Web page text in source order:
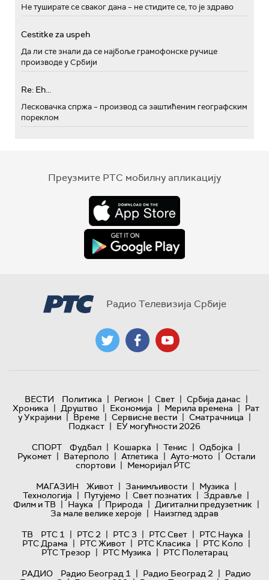
Не туширате се сваког дана – не стидите се, то је здраво
Cestitke za uspeh
Да ли сте знали да се најбоље грамофонске ручице
производе у Србији
Re: Eh...
Лесковачка спржа – производ са заштићеним географским
пореклом
Преузмите РТС мобилну апликацију
Радио Телевизија Србије
ВЕСТИ Политика | Регион | Свет | Србија данас |
Хроника | Друштво | Економија | Мерила времена | Рат
у Украјини | Време | Сервисне вести | Сматрачница |
Подкаст | ЕУ могућности 2026
СПОРТ
Фудбал | Кошарка | Тенис | Одбојка |
Рукомет | Ватерполо | Атлетика | Ауто-мото | Остали
спортови | Меморијал РТС
МАГАЗИН
Живот | Занимљивости | Музика |
Технологијa | Путујемо | Свет познатих | Здравље |
Филм и ТВ | Наука | Природа | Дигитални предузетник |
За мале велике хероје | Наизглед здрав
ТВ
РТС 1 | РТС 2 | РТС 3 | РТС Свет | РТС Наука |
РТС Драма | РТС Живот | РТС Класика | РТС Коло |
РТС Трезор | РТС Музика | РТС Полетарац
РАДИО
Радио Београд 1 | Радио Београд 2 | Радио